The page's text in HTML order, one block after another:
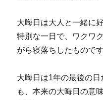
大晦日は大人と一緒に
特別な一日で、ワクワ
がら寝落ちしたもので
大晦日は1年の最後の
も、本来の大晦日の意